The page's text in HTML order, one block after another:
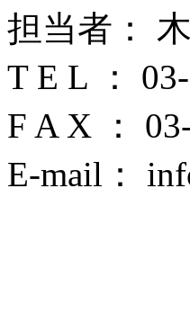
担当者：
T E L ：
F A X ：
E-mail：